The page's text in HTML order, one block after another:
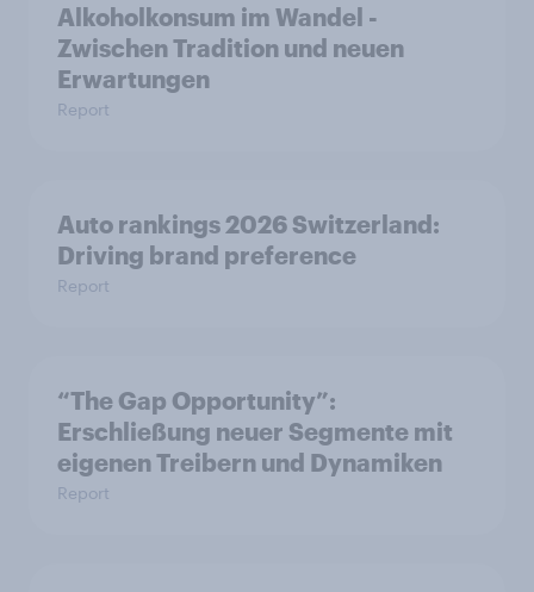
Alkoholkonsum im Wandel​ -
Zwischen Tradition und neuen
Erwartungen
Report
Auto rankings 2026 Switzerland:
Driving brand preference
Report
“The Gap Opportunity”:
Erschließung neuer Segmente mit
eigenen Treibern und Dynamiken
Report